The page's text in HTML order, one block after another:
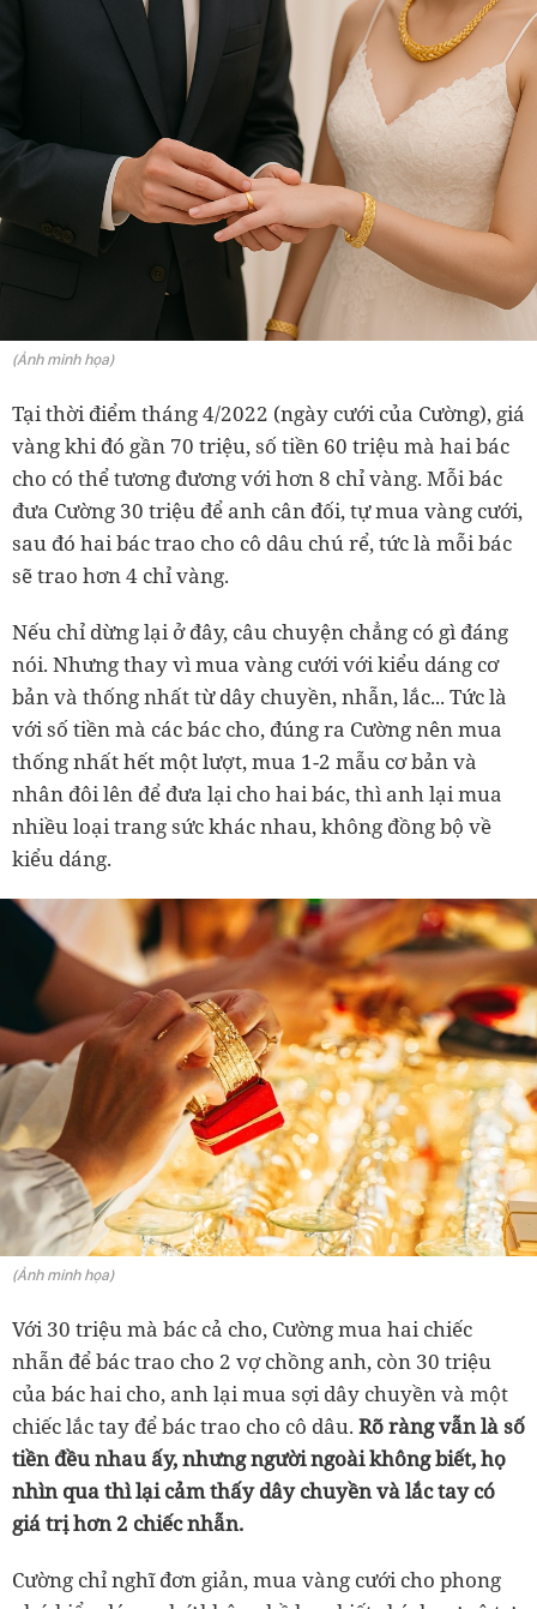
(Ảnh minh họa)
Tại thời điểm tháng 4/2022 (ngày cưới của Cường), giá
vàng khi đó gần 70 triệu, số tiền 60 triệu mà hai bác
cho có thể tương đương với hơn 8 chỉ vàng. Mỗi bác
đưa Cường 30 triệu để anh cân đối, tự mua vàng cưới,
sau đó hai bác trao cho cô dâu chú rể, tức là mỗi bác
sẽ trao hơn 4 chỉ vàng.
Nếu chỉ dừng lại ở đây, câu chuyện chẳng có gì đáng
nói. Nhưng thay vì mua vàng cưới với kiểu dáng cơ
bản và thống nhất từ dây chuyền, nhẫn, lắc... Tức là
với số tiền mà các bác cho, đúng ra Cường nên mua
thống nhất hết một lượt, mua 1-2 mẫu cơ bản và
nhân đôi lên để đưa lại cho hai bác, thì anh lại mua
nhiều loại trang sức khác nhau, không đồng bộ về
kiểu dáng.
(Ảnh minh họa)
Với 30 triệu mà bác cả cho, Cường mua hai chiếc
nhẫn để bác trao cho 2 vợ chồng anh, còn 30 triệu
của bác hai cho, anh lại mua sợi dây chuyền và một
chiếc lắc tay để bác trao cho cô dâu. Rõ ràng vẫn là số
tiền đều nhau ấy, nhưng người ngoài không biết, họ
nhìn qua thì lại cảm thấy dây chuyền và lắc tay có
giá trị hơn 2 chiếc nhẫn.
Cường chỉ nghĩ đơn giản, mua vàng cưới cho phong